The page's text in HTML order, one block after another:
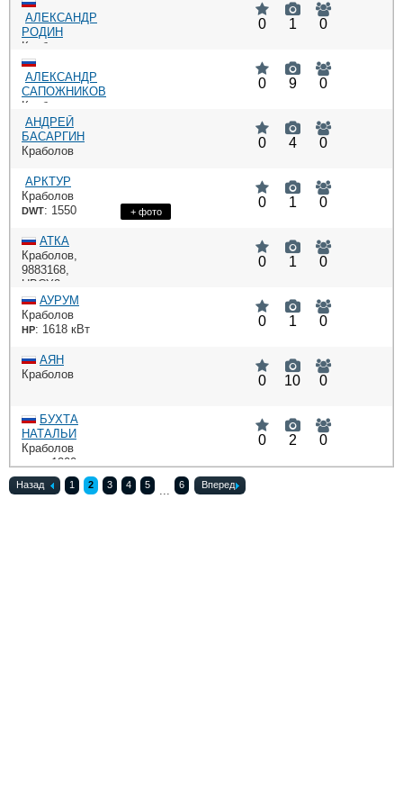
АЛЕКСАНДР
РОДИН
Краболов
0 1 0
АЛЕКСАНДР
САПОЖНИКОВ
Краболов
DWT: 1200,
1620 кВт,
ME: Yanmar
0 9 0
АНДРЕЙ
БАСАРГИН
Краболов
0 4 0
АРКТУР
Краболов
DWT: 1550 + фото
0 1 0
АТКА
Краболов,
9883168,
UBCY2
0 1 0
АУРУМ
Краболов
HP: 1618 кВт
0 1 0
АЯН
Краболов
0 10 0
БУХТА
НАТАЛЬИ
Краболов
: 1200
0 2 0
Назад 1 2 3 4 5 ... 6 Вперед